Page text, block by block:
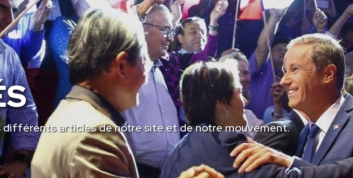
différents articles de notre site et de notre mouvement.